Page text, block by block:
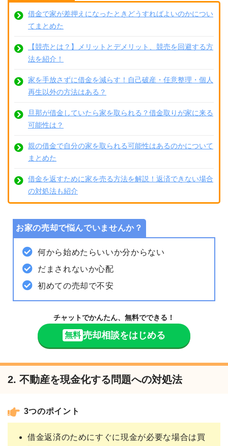
借金で家が差押えになったときどうすればよいのかについ
てまとめた
【競売とは？】メリットとデメリット、競売を回避する方
法を紹介！
家を手放さずに借金を減らす！自己破産・任意整理・個人
再生以外の方法はある？
旦那が借金していたら家を取られる？借金取りが家に来る
可能性は？
親の借金で自分の家を取られる可能性はあるのかについて
まとめた
借金を返すために家を売る方法を解説！返済できない場合
の対処法も紹介
お家の売却で悩んでいませんか？
何から始めたらいいか分からない
だまされないか心配
初めての売却で不安
チャットでかんたん、無料でできる！
無料 売却相談をはじめる
2. 不動産を現金化する問題への対処法
3つのポイント
借金返済のためにすぐに現金が必要な場合は買